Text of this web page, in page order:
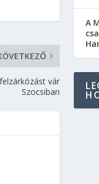
vár
Szocsiban
A